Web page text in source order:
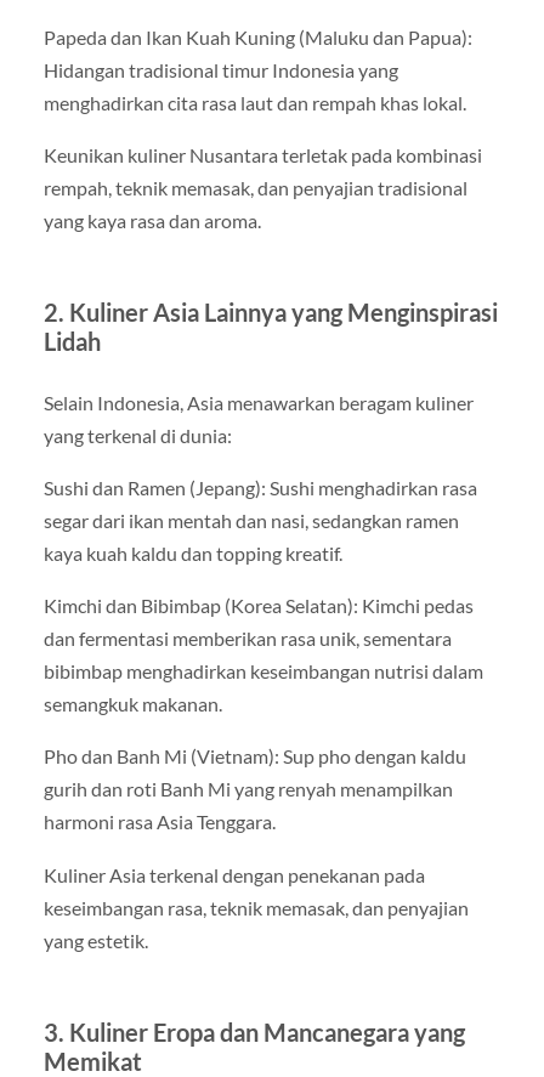
Papeda dan Ikan Kuah Kuning (Maluku dan Papua):
Hidangan tradisional timur Indonesia yang
menghadirkan cita rasa laut dan rempah khas lokal.
Keunikan kuliner Nusantara terletak pada kombinasi
rempah, teknik memasak, dan penyajian tradisional
yang kaya rasa dan aroma.
2. Kuliner Asia Lainnya yang Menginspirasi
Lidah
Selain Indonesia, Asia menawarkan beragam kuliner
yang terkenal di dunia:
Sushi dan Ramen (Jepang): Sushi menghadirkan rasa
segar dari ikan mentah dan nasi, sedangkan ramen
kaya kuah kaldu dan topping kreatif.
Kimchi dan Bibimbap (Korea Selatan): Kimchi pedas
dan fermentasi memberikan rasa unik, sementara
bibimbap menghadirkan keseimbangan nutrisi dalam
semangkuk makanan.
Pho dan Banh Mi (Vietnam): Sup pho dengan kaldu
gurih dan roti Banh Mi yang renyah menampilkan
harmoni rasa Asia Tenggara.
Kuliner Asia terkenal dengan penekanan pada
keseimbangan rasa, teknik memasak, dan penyajian
yang estetik.
3. Kuliner Eropa dan Mancanegara yang
Memikat